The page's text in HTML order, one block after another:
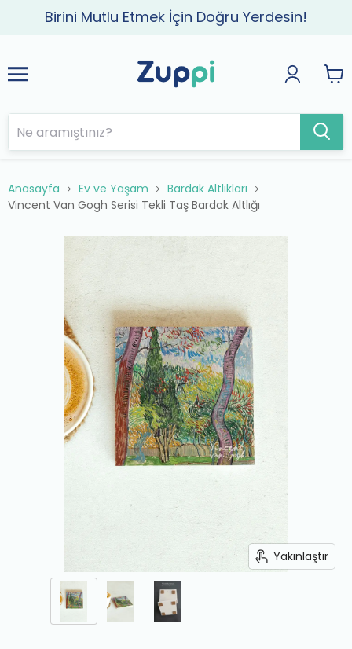
Birini Mutlu Etmek İçin Doğru Yerdesin!
Anasayfa Ev ve Yaşam
Bardak Altlıkları
Vincent Van Gogh Serisi Tekli Taş Bardak Altlığı
Yakınlaştır